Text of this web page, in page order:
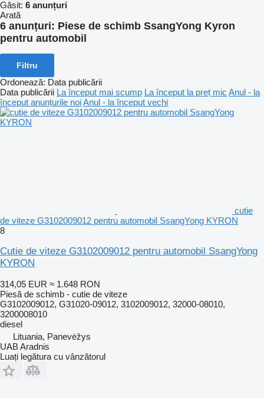
Găsit: 6 anunțuri
Arată
6 anunțuri: Piese de schimb SsangYong Kyron
pentru automobil
Filtru
Ordonează: Data publicării
Data publicării La început mai scump La început la preț mic Anul - la
început anunțurile noiAnul - la început vechi
cutie
de viteze G3102009012 pentru automobil SsangYong KYRON
8
Cutie de viteze G3102009012 pentru automobil SsangYong
KYRON
314,05 EUR ≈ 1.648 RON
Piesă de schimb - cutie de viteze
G3102009012, G31020-09012, 3102009012, 32000-08010,
3200008010
diesel
Lituania, Panevėžys
UAB Aradnis
Luați legătura cu vânzătorul